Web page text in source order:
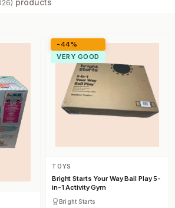
products
-44%
VERY GOOD
TOYS
Bright Starts Your Way Ball Play 5-
in-1 Activity Gym
Bright Starts